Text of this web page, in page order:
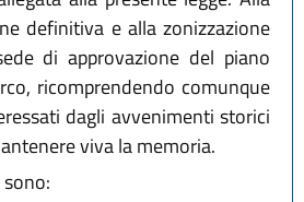
definitiva e alla zonizzazione
di approvazione del piano
ricomprendendo comunque
dagli avvenimenti storici
viva la memoria.